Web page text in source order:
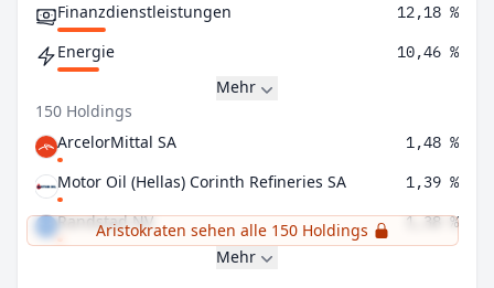
Finanzdienstleistungen 12,18 %
Energie 10,46 %
Mehr
150 Holdings
ArcelorMittal SA
1,48 %
Motor Oil (Hellas) Corinth Refineries SA 1,39 %
Randstad NV 1,38 %
Aristokraten sehen alle 150 Holdings
Mehr